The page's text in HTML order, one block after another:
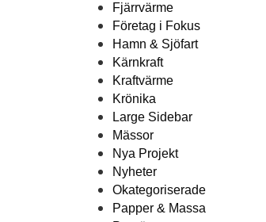
Fjärrvärme
Företag i Fokus
Hamn & Sjöfart
Kärnkraft
Kraftvärme
Krönika
Large Sidebar
Mässor
Nya Projekt
Nyheter
Okategoriserade
Papper & Massa